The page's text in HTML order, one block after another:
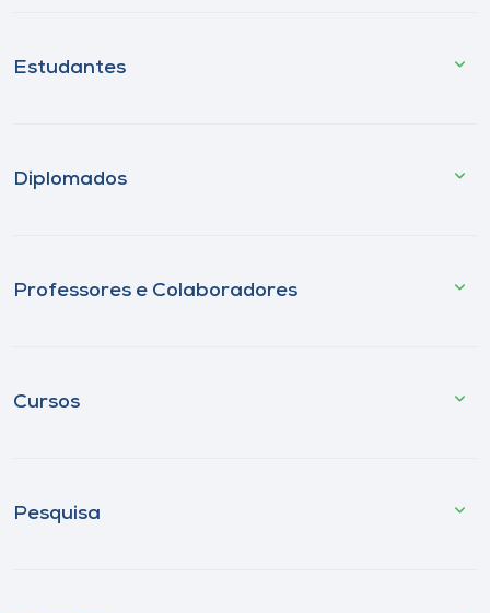
Estudantes
Diplomados
Professores e Colaboradores
Cursos
Pesquisa